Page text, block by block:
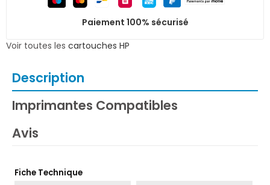
Paiement 100% sécurisé
Voir toutes les cartouches HP
Description
Imprimantes Compatibles
Avis
Fiche Technique